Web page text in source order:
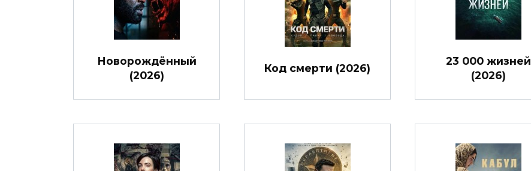
Новорождённый
(2026)
Код смерти (2026)
23 000 жизней
(2026)